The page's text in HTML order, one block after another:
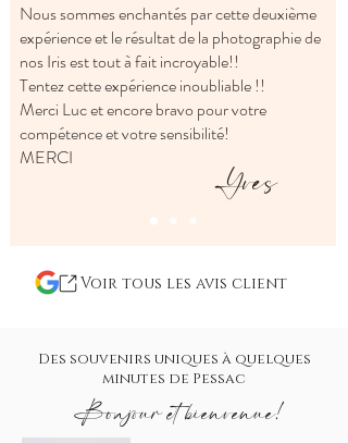
Nous sommes enchantés par cette deuxième
expérience et le résultat de la photographie de
nos Iris est tout à fait incroyable!!
Tentez cette expérience inoubliable !!
Merci Luc et encore bravo pour votre
compétence et votre sensibilité!
MERCI
Yves
Voir tous les avis client
Des souvenirs uniques à quelques
minutes de Pessac
Bonjour et bienvenue!